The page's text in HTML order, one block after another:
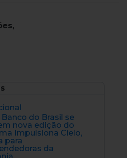
Banco do Brasil se
nova edição do
Impulsiona Cielo,
para
da